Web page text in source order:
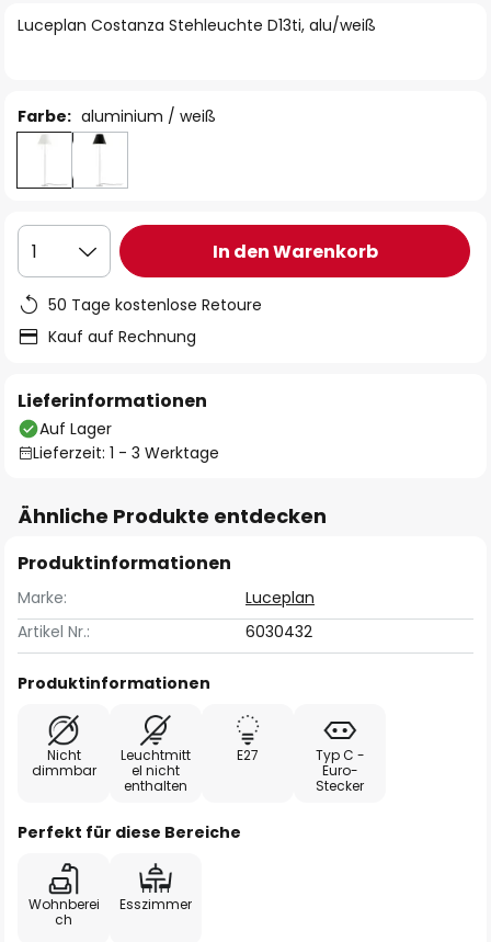
Luceplan Costanza Stehleuchte D13ti, alu/weiß
Farbe: aluminium / weiß
1 In den Warenkorb
50 Tage kostenlose Retoure
Kauf auf Rechnung
Lieferinformationen
Auf Lager
Lieferzeit: 1 - 3 Werktage
Ähnliche Produkte entdecken
Produktinformationen
Marke:
Luceplan
Artikel Nr.:
6030432
Produktinformationen
Nicht
dimmbar
Leuchtmitt
el nicht
enthalten
E27
Typ C -
Euro-
Stecker
Perfekt für diese Bereiche
Wohnberei
ch
Esszimmer